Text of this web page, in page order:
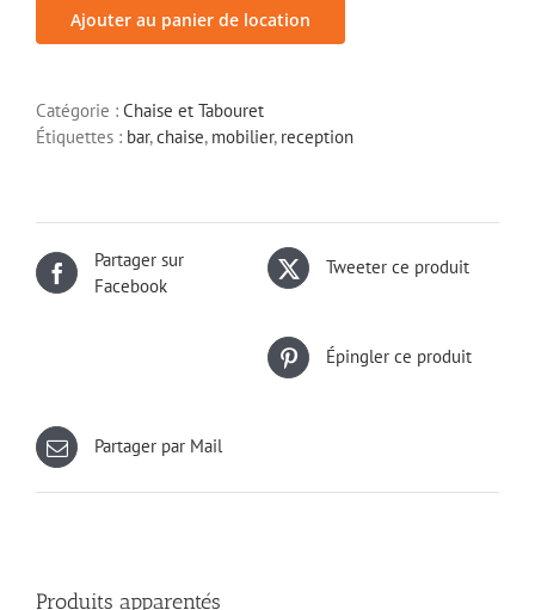
Fauteuil
Elmut
Ajouter au panier de location
Catégorie : Chaise et Tabouret
Étiquettes : bar,chaise, mobilier, reception
Partager sur
Facebook
Tweeter ce produit
Épingler ce produit
Partager par Mail
Produits apparentés